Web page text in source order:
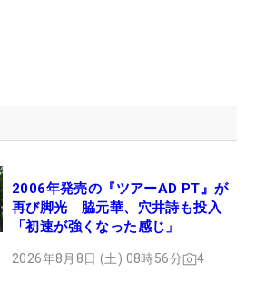
2006年発売の『ツアーAD PT』が
再び脚光 脇元華、穴井詩も投入
「初速が強くなった感じ」
2026年8月8日 (土) 08時56分 4